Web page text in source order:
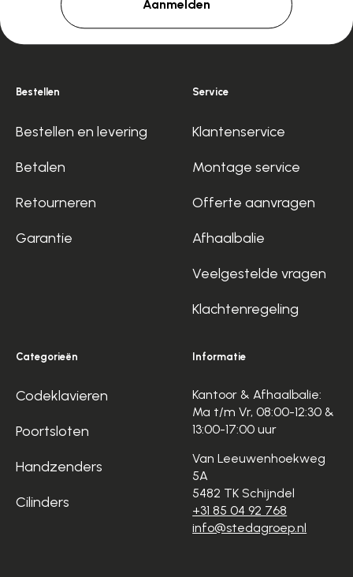
Aanmelden
Bestellen
Bestellen en levering
Betalen
Retourneren
Garantie
Service
Klantenservice
Montage service
Offerte aanvragen
Afhaalbalie
Veelgestelde vragen
Klachtenregeling
Categorieën
Codeklavieren
Poortsloten
Handzenders
Cilinders
Informatie
Kantoor & Afhaalbalie:
Ma t/m Vr, 08:00-12:30 &
13:00-17:00 uur
Van Leeuwenhoekweg
5A
5482 TK Schijndel
+31 85 04 92 768
info@stedagroep.nl